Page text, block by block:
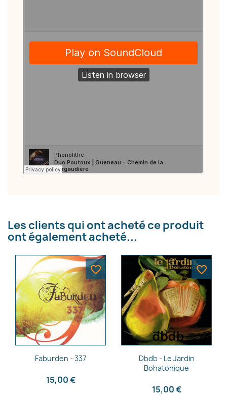
Les clients qui ont acheté ce produit
ont également acheté...
Aperçu rapide
Faburden - 337
15,00 €
favorite_border
Aperçu rapide
Dbdb - Le Jardin
Bohatonique
15,00 €
favorite_border
Nom de la liste d'envies